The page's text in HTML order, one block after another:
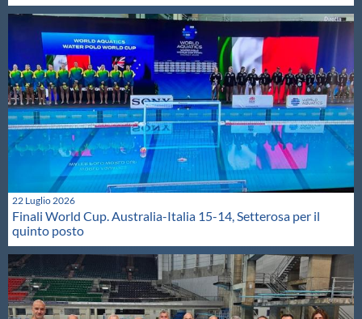
22 Luglio 2026
Finali World Cup. Australia-Italia 15-14, Setterosa per il
quinto posto